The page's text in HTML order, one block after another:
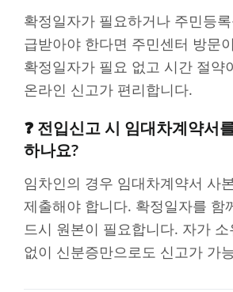
확정일자가 필요하거나 주민등
급받아야 한다면 주민센터 방문
확정일자가 필요 없고 시간 절약
온라인 신고가 편리합니다.
❓ 전입신고 시 임대차계약서
하나요?
임차인의 경우 임대차계약서 사
제출해야 합니다. 확정일자를 함
드시 원본이 필요합니다. 자가
없이 신분증만으로도 신고가 가